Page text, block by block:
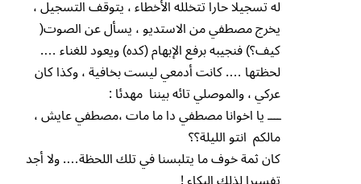
له تسجيلا حارا تتخلله الأخطاء ، يتوقف التسجيل ،
يخرج مصطفي من الاستديو ، يسأل عن الصوت(
كيف؟) فنجيبه برفع الإبهام (كده) ويعود للغناء ….
لحظتها …. كانت أدمعي ليست بخافية ، وكذا كان
عركي ، والموصلي تائه بيننا مهدئا :
ــــ يا اخوانا مصطفي دا ما مات ،مصطفي عايش ،
مالكم انتو الليلة؟؟
كان ثمة خوف ما يتلبسنا في تلك اللحظة…. ولا أجد